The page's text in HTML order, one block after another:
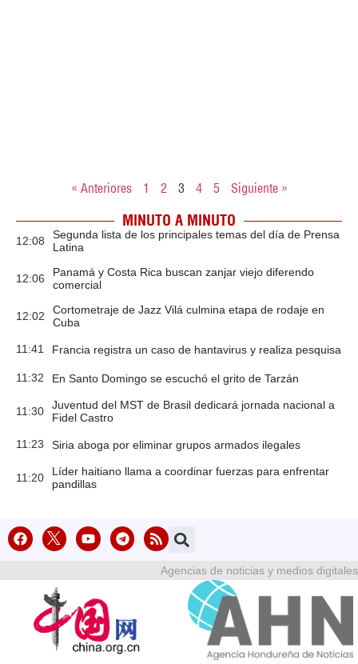
« Anteriores 1 2 3 4 5 Siguiente »
MINUTO A MINUTO
12:08
Segunda lista de los principales temas del día de Prensa
Latina
12:06
Panamá y Costa Rica buscan zanjar viejo diferendo
comercial
12:02
Cortometraje de Jazz Vilá culmina etapa de rodaje en
Cuba
11:41 Francia registra un caso de hantavirus y realiza pesquisa
11:32 En Santo Domingo se escuchó el grito de Tarzán
11:30
Juventud del MST de Brasil dedicará jornada nacional a
Fidel Castro
11:23 Siria aboga por eliminar grupos armados ilegales
11:20
Líder haitiano llama a coordinar fuerzas para enfrentar
pandillas
Agencias de noticias y medios digitales